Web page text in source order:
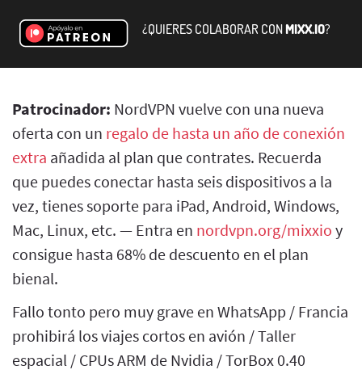
¿QUIERES COLABORAR CONMIXX.IO?
Patrocinador: NordVPN vuelve con una nueva
oferta con un regalo de hasta un año de conexión
extra añadida al plan que contrates. Recuerda
que puedes conectar hasta seis dispositivos a la
vez, tienes soporte para iPad, Android, Windows,
Mac, Linux, etc. — Entra en nordvpn.org/mixxio y
consigue hasta 68% de descuento en el plan
bienal.
Fallo tonto pero muy grave en WhatsApp / Francia
prohibirá los viajes cortos en avión / Taller
espacial / CPUs ARM de Nvidia / TorBox 0.40